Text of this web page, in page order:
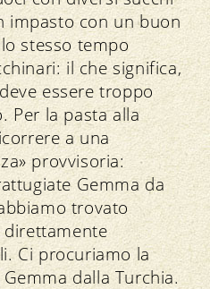
impasto con un buon
stesso tempo
il che significa,
essere troppo
Per la pasta alla
a una
provvisoria:
Gemma da
trovato
Ci procuriamo la
dalla Turchia.